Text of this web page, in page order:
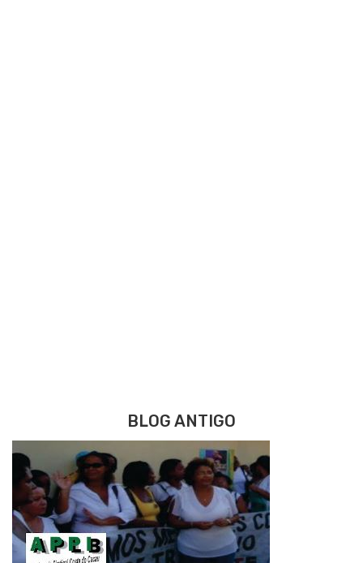
BLOG ANTIGO